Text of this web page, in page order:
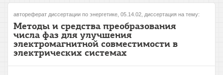
автореферат диссертации по энергетике, 05.14.02, диссертация на тему:
Методы и средства преобразования
числа фаз для улучшения
электромагнитной совместимости в
электрических системах